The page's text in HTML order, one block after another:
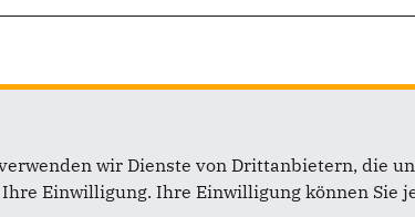
wir Dienste von Drittanbietern, die
Einwilligung. Ihre Einwilligung können Sie